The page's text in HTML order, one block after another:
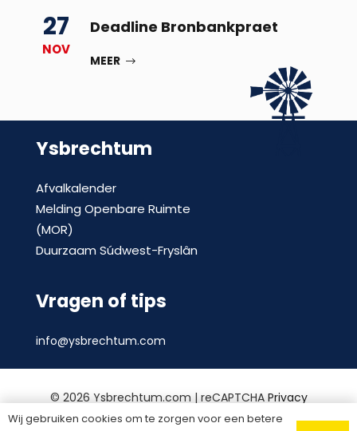
27
NOV
Deadline Bronbankpraet
MEER
Ysbrechtum
Afvalkalender
Melding Openbare Ruimte
(MOR)
Duurzaam Súdwest-Fryslân
Vragen of tips
info@ysbrechtum.com
© 2026 Ysbrechtum.com | reCAPTCHA Privacy
Policyenvoorwaarden|Privacy statement |
Wij gebruiken cookies om te zorgen voor een betere